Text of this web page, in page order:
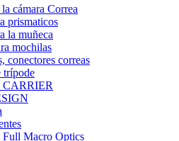
cámara Correa
prismaticos
la muñeca
mochilas
conectores correas
trípode
Macro Optics